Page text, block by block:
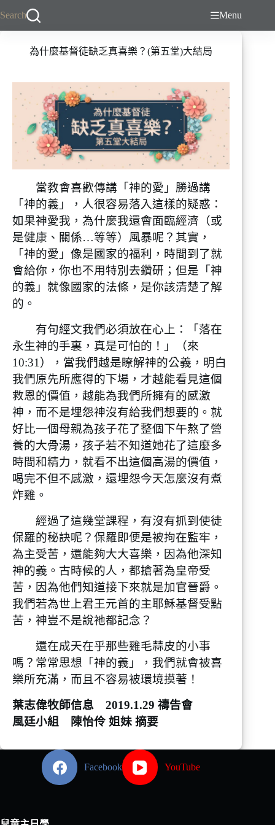
Search Menu
為什麼基督徒缺乏真喜樂？(第五堂)大結局
當教會喜歡傳講「神的愛」勝過講
「神的義」，人很容易落入這樣的疑惑：
如果神愛我，為什麼我還會面臨經濟（或
是健康、關係…等等）風暴呢？其實，
「神的愛」像是國家的福利，時間到了就
會給你，你也不用特別去鑽研；但是「神
的義」就像國家的法條，是你該清楚了解
的。
有句經文我們必須放在心上：「落在
永生神的手裏，真是可怕的！」（來
10:31），當我們越是瞭解神的公義，明白
我們原先所應得的下場，才越能看見這個
救恩的價值，越能為我們所擁有的感激
神，而不是埋怨神沒有給我們想要的。就
好比一個母親為孩子花了整個下午熬了營
養的大骨湯，孩子若不知道她花了這麼多
時間和精力，就看不出這個高湯的價值，
喝完不但不感激，還埋怨今天怎麼沒有煮
炸雞。
經過了這幾堂課程，有沒有抓到使徒
保羅的秘訣呢？保羅即便是被拘在監牢，
為主受苦，還能夠大大喜樂，因為他深知
神的義。古時候的人，都搶著為皇帝受
苦，因為他們知道接下來就是加官晉爵。
我們若為世上君王元首的主耶穌基督受點
苦，神豈不是說祂都記念？
還在成天在乎那些雞毛蒜皮的小事
嗎？常常思想「神的義」，我們就會被喜
樂所充滿，而且不容易被環境摸著！
葉志偉牧師信息 2019.1.29 禱告會
風廷小組 陳怡伶 姐妹 摘要
Facebook YouTube